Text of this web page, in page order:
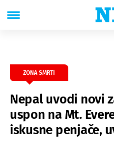
ZONA SMRTI
Nepal uvodi novi
uspon na Mt.
iskusne penjače,